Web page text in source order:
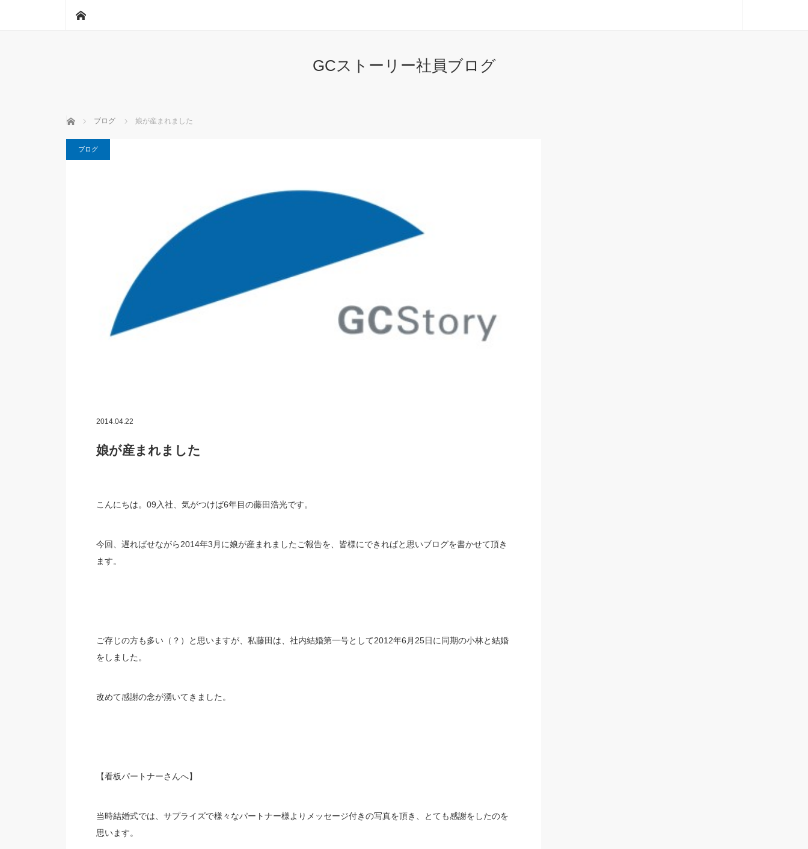
GCストーリー社員ブログ
ホーム ブログ 娘が産まれました
ブログ
2014.04.22
娘が産まれました
こんにちは。09入社、気がつけば6年目の藤田浩光です。
今回、遅ればせながら2014年3月に娘が産まれましたご報告を、皆様にできればと思いブログを書かせて頂き
ます。
ご存じの方も多い（？）と思いますが、私藤田は、社内結婚第一号として2012年6月25日に同期の小林と結婚
をしました。
改めて感謝の念が湧いてきました。
【看板パートナーさんへ】
当時結婚式では、サプライズで様々なパートナー様よりメッセージ付きの写真を頂き、とても感謝をしたのを
思います。